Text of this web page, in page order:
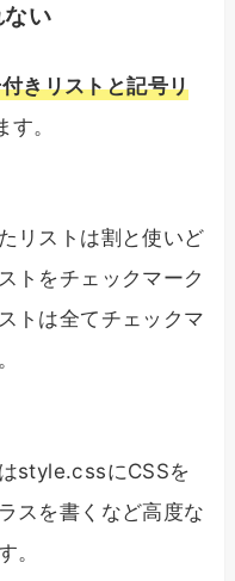
い
きリストと記号リ
。
リストは割と使いど
トをチェックマーク
トは全てチェックマ
style.cssにCSSを
スを書くなど高度な
。